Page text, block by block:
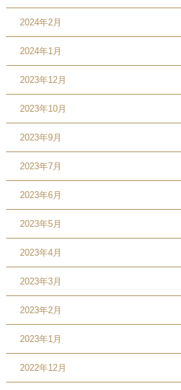
2024年2月
2024年1月
2023年12月
2023年10月
2023年9月
2023年7月
2023年6月
2023年5月
2023年4月
2023年3月
2023年2月
2023年1月
2022年12月